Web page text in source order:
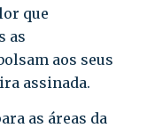
que
as
aos seus
assinada.
as áreas da